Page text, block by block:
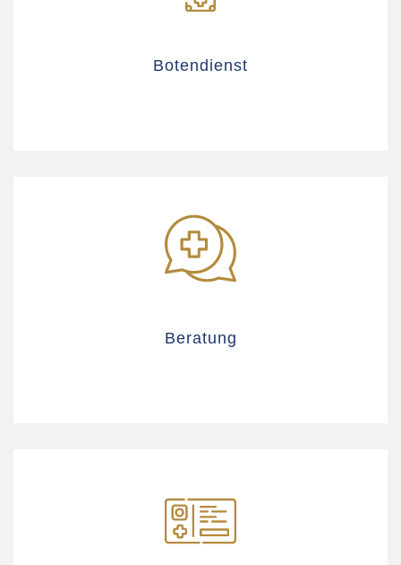
Botendienst
Beratung